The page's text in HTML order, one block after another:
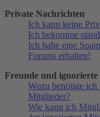
Private Nachrichten
Ich kann keine
Ich bekomme
Ich habe eine
Forums erhalten!
Freunde und
Wozu benötige ich
Mitglieder?
Wie kann ich